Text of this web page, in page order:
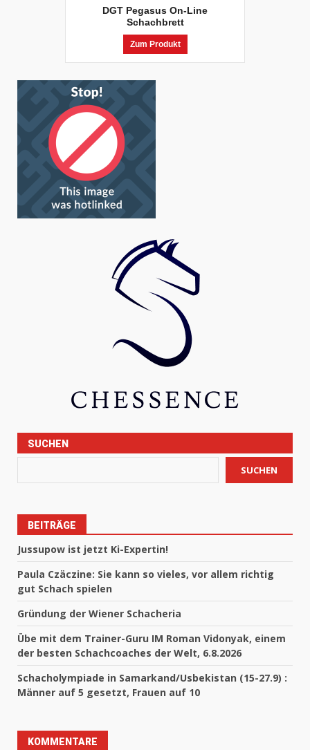
DGT Pegasus On-Line
Schachbrett
Zum Produkt
SUCHEN
SUCHEN
BEITRÄGE
Jussupow ist jetzt Ki-Expertin!
Paula Czäczine: Sie kann so vieles, vor allem richtig
gut Schach spielen
Gründung der Wiener Schacheria
Übe mit dem Trainer-Guru IM Roman Vidonyak, einem
der besten Schachcoaches der Welt, 6.8.2026
Schacholympiade in Samarkand/Usbekistan (15-27.9) :
Männer auf 5 gesetzt, Frauen auf 10
KOMMENTARE